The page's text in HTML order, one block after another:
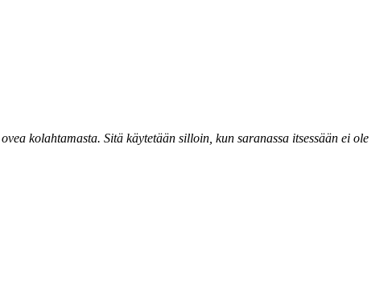
kolahtamasta. Sitä käytetään silloin, kun saranassa itsessään ei ole